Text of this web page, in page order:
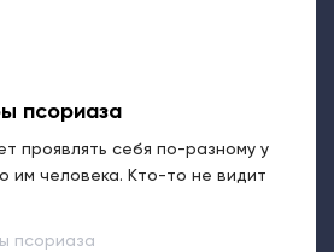
псориаза
проявлять себя по-разному у
им человека. Кто-то не видит
псориаза